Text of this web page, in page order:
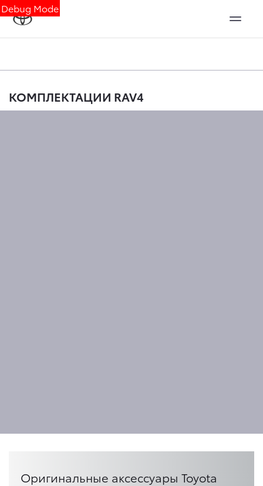
Debug Mode
КОМПЛЕКТАЦИИ RAV4
Оригинальные аксессуары Toyota